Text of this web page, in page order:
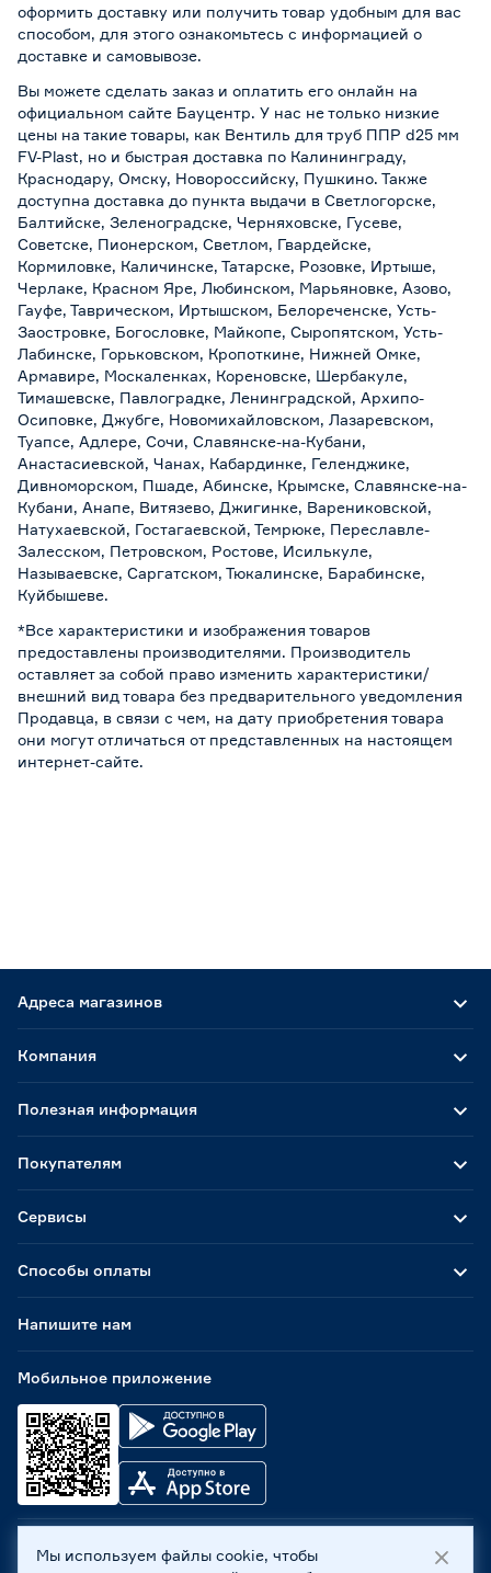
оформить доставку или получить товар удобным для вас
способом, для этого ознакомьтесь с информацией о
доставке и самовывозе.
Вы можете сделать заказ и оплатить его онлайн на
официальном сайте Бауцентр. У нас не только низкие
цены на такие товары, как Вентиль для труб ППР d25 мм
FV-Plast, но и быстрая доставка по Калининграду,
Краснодару, Омску, Новороссийску, Пушкино. Также
доступна доставка до пункта выдачи в Светлогорске,
Балтийске, Зеленоградске, Черняховске, Гусеве,
Советске, Пионерском, Светлом, Гвардейске,
Кормиловке, Каличинске, Татарске, Розовке, Иртыше,
Черлаке, Красном Яре, Любинском, Марьяновке, Азово,
Гауфе, Таврическом, Иртышском, Белореченске, Усть-
Заостровке, Богословке, Майкопе, Сыропятском, Усть-
Лабинске, Горьковском, Кропоткине, Нижней Омке,
Армавире, Москаленках, Кореновске, Шербакуле,
Тимашевске, Павлоградке, Ленинградской, Архипо-
Осиповке, Джубге, Новомихайловском, Лазаревском,
Туапсе, Адлере, Сочи, Славянске-на-Кубани,
Анастасиевской, Чанах, Кабардинке, Геленджике,
Дивноморском, Пшаде, Абинске, Крымске, Славянске-на-
Кубани, Анапе, Витязево, Джигинке, Варениковской,
Натухаевской, Гостагаевской, Темрюке, Переславле-
Залесском, Петровском, Ростове, Исилькуле,
Называевске, Саргатском, Тюкалинске, Барабинске,
Куйбышеве.
*Все характеристики и изображения товаров
предоставлены производителями. Производитель
оставляет за собой право изменить характеристики/
внешний вид товара без предварительного уведомления
Продавца, в связи с чем, на дату приобретения товара
они могут отличаться от представленных на настоящем
интернет-сайте.
Адреса магазинов
Способы оплаты
Мобильное приложение
Компания
Полезная информация
Покупателям
Сервисы
Напишите нам
ООО «Бауцентр Рус» 2004 -2026, 236029, г. Калининград,
Мы используем файлы cookie, чтобы